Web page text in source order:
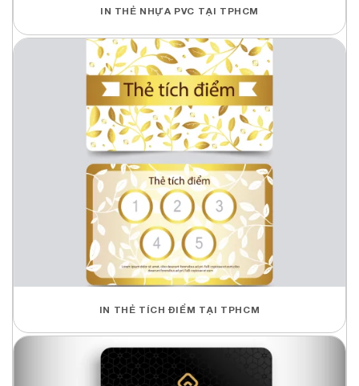
IN THẺ NHỰA PVC TẠI TPHCM
IN THẺ TÍCH ĐIỂM TẠI TPHCM